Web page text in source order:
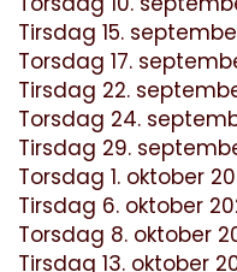
Tirsdag 15.
Torsdag 17.
Tirsdag 22.
Torsdag 24.
Tirsdag 29.
Torsdag 1. oktober
Tirsdag 6. oktober
Torsdag 8. oktober
Tirsdag 13. oktober